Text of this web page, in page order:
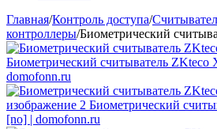
Главная/Контроль доступа/
контроллеры/Биометрический